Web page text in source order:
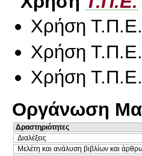
Χρήση Τ.Π.Ε.
Χρήση Τ.Π.Ε.
Χρήση Τ.Π.Ε.
Οργάνωση
Δραστηριότητες
Διαλέξεις
Μελέτη και ανάλυση βιβλίων και